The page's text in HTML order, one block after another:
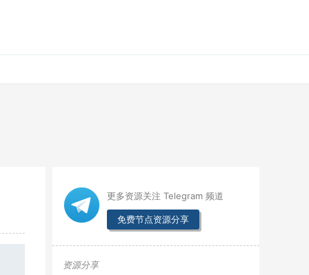
更多资源关注 Telegram 频道
免费节点资源分享
资源分享